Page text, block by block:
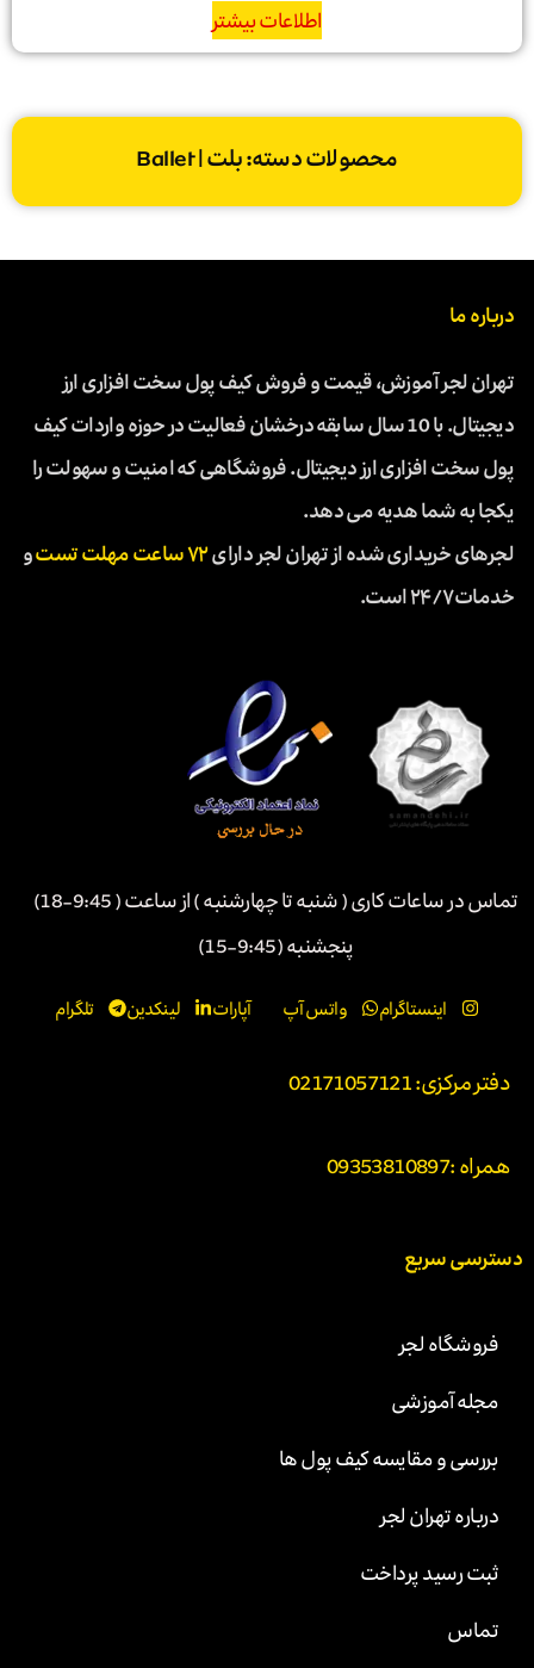
اطلاعات بیشتر
محصولات دسته: بلت | Ballet
درباره ما
تهران لجر آموزش، قیمت و فروش کیف پول سخت افزاری ارز
دیجیتال. با 10 سال سابقه درخشان فعالیت در حوزه واردات کیف
پول سخت افزاری ارز دیجیتال. فروشگاهی که امنیت و سهولت را
یکجا به شما هدیه می دهد.
لجرهای خریداری شده از تهران لجر دارای۷۲ ساعت مهلت تست
و
خدمات ۲۴/۷ است.
تماس در ساعات کاری ( شنبه تا چهارشنبه ) از ساعت ( 9:45-18)
پنجشنبه (9:45-15)
اینستاگرام واتس آپ آپارات لینکدین تلگرام
دفتر مرکزی: 02171057121
همراه :09353810897
دسترسی سریع
فروشگاه لجر
مجله آموزشی
بررسی و مقایسه کیف پول ها
درباره تهران لجر
ثبت رسید پرداخت
تماس